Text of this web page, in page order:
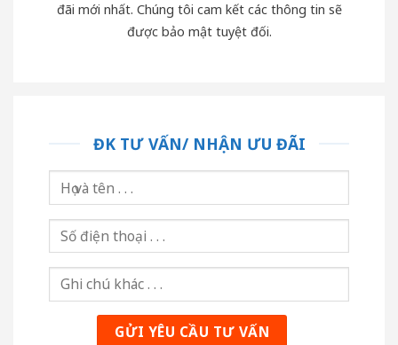
đãi mới nhất. Chúng tôi cam kết các thông tin sẽ
được bảo mật tuyệt đối.
ĐK TƯ VẤN/ NHẬN ƯU ĐÃI